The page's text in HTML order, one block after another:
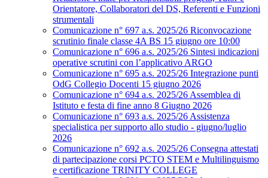
Orientatore, Collaboratori del DS, Referenti e Funzioni
strumentali
Comunicazione n° 697 a.s. 2025/26 Riconvocazione
scrutinio finale classe 4A BS 15 giugno ore 10:00
Comunicazione n° 696 a.s. 2025/26 Sintesi indicazioni
operative scrutini con l’applicativo ARGO
Comunicazione n° 695 a.s. 2025/26 Integrazione punti
OdG Collegio Docenti 15 giugno 2026
Comunicazione n° 694 a.s. 2025/26 Assemblea di
Istituto e festa di fine anno 8 Giugno 2026
Comunicazione n° 693 a.s. 2025/26 Assistenza
specialistica per supporto allo studio - giugno/luglio
2026
Comunicazione n° 692 a.s. 2025/26 Consegna attestati
di partecipazione corsi PCTO STEM e Multilinguismo
e certificazione TRINITY COLLEGE